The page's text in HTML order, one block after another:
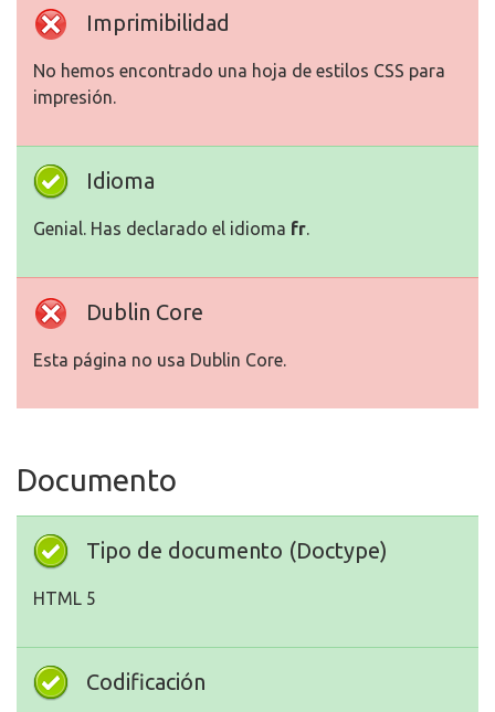
Imprimibilidad
No hemos encontrado una hoja de estilos CSS para
impresión.
Idioma
Genial. Has declarado el idioma fr.
Dublin Core
Esta página no usa Dublin Core.
Documento
Tipo de documento (Doctype)
HTML 5
Codificación